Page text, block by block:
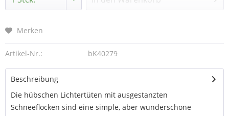
Merken
Artikel-Nr.: bK40279
Beschreibung
Die hübschen Lichtertüten mit ausgestanzten
Schneeflocken sind eine simple, aber wunderschöne